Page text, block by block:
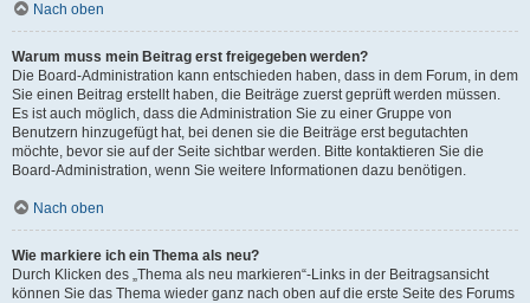
Nach oben
Warum muss mein Beitrag erst freigegeben werden?
Die Board-Administration kann entschieden haben, dass in dem Forum, in dem
Sie einen Beitrag erstellt haben, die Beiträge zuerst geprüft werden müssen.
Es ist auch möglich, dass die Administration Sie zu einer Gruppe von
Benutzern hinzugefügt hat, bei denen sie die Beiträge erst begutachten
möchte, bevor sie auf der Seite sichtbar werden. Bitte kontaktieren Sie die
Board-Administration, wenn Sie weitere Informationen dazu benötigen.
Nach oben
Wie markiere ich ein Thema als neu?
Durch Klicken des „Thema als neu markieren“-Links in der Beitragsansicht
können Sie das Thema wieder ganz nach oben auf die erste Seite des Forums